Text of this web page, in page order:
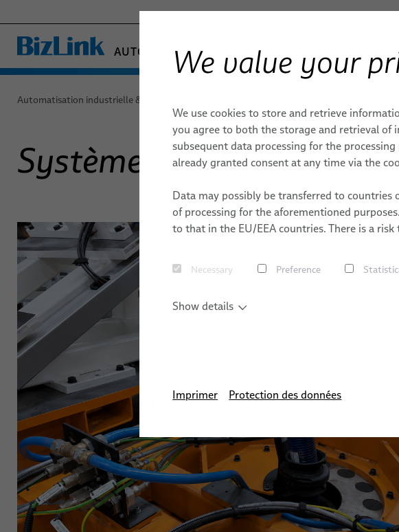
AUTOMATISATION INDUSTRIELLE & MACHINERIES
- ENGINEERED SOLUTIONS
SEMICONDUCTOR TECHNOLOGY
SILICONE CABLE SOLUTIONS
TELECOM & NETWORKING
FieldLink® Câbles
Assemblages de câbles
Robotique
Systèmes de gestion de câbles robotiques
Câbles robotiques pour applications d’automatisation industrielle
Assemblage de câbles robotiques
Flexibles et tubes robotiques industriels pour applications d’automatisation
Formation sur les systèmes d'automatisation
Solutions de capteurs pour les applications robotiques
Services de robotique
Des robots prêts à l'intégration & commissioning
Automatisation industrielle & machineries
Systèmes de gestion des
We value your
We use cookies to store and retrieve
you agree to both the storage and retrieval of
subsequent data processing for the
already granted consent at any time via the
Data may possibly be transferred to countries
of processing for the aforementioned
to that in the EU/EEA countries. There is a
Necessary Preference
Show details
Imprimer Protection des données